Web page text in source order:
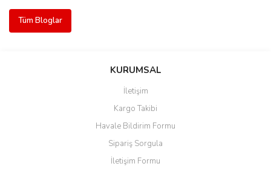
Tüm Bloglar
KURUMSAL
İletişim
Kargo Takibi
Havale Bildirim Formu
Sipariş Sorgula
İletişim Formu